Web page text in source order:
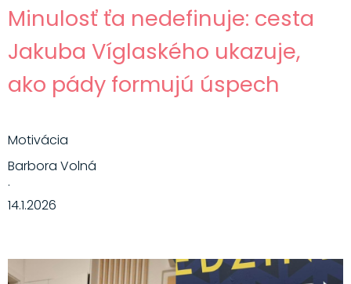
Minulosť ťa nedefinuje: cesta
Jakuba Víglaského ukazuje,
ako pády formujú úspech
Motivácia
Barbora Volná
·
14.1.2026